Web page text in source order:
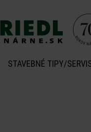
STAVEBNÉ TIPY/